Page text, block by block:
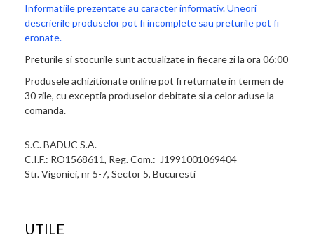
Informatiile prezentate au caracter informativ. Uneori
descrierile produselor pot fi incomplete sau preturile pot fi
eronate.
Preturile si stocurile sunt actualizate in fiecare zi la ora 06:00
Produsele achizitionate online pot fi returnate in termen de
30 zile, cu exceptia produselor debitate si a celor aduse la
comanda.
S.C. BADUC S.A.
C.I.F.: RO1568611, Reg. Com.: J1991001069404
Str. Vigoniei, nr 5-7, Sector 5, Bucuresti
UTILE